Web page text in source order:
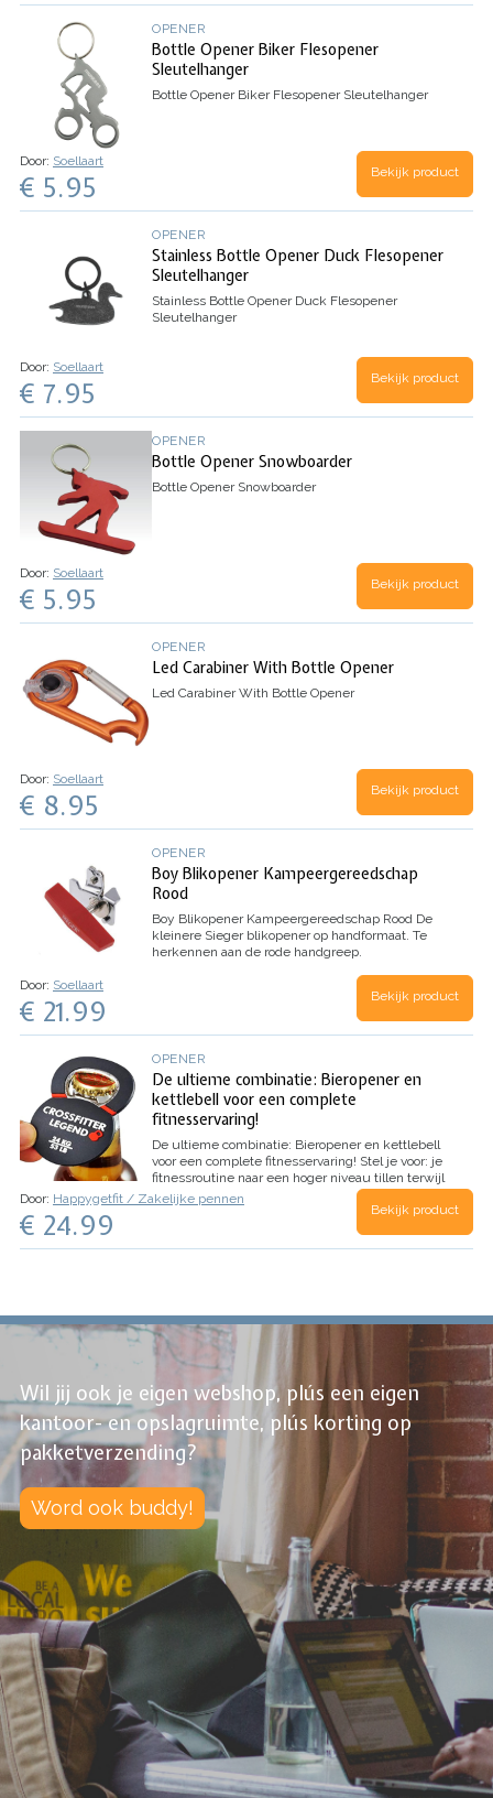
OPENER
Bottle Opener Biker Flesopener
Sleutelhanger
Bottle Opener Biker Flesopener Sleutelhanger
Door: Soellaart
€ 5.95 Bekijk product
OPENER
Stainless Bottle Opener Duck Flesopener
Sleutelhanger
Stainless Bottle Opener Duck Flesopener
Sleutelhanger
Door: Soellaart
€ 7.95 Bekijk product
OPENER
Bottle Opener Snowboarder
Bottle Opener Snowboarder
Door: Soellaart
€ 5.95 Bekijk product
OPENER
Led Carabiner With Bottle Opener
Led Carabiner With Bottle Opener
Door: Soellaart
€ 8.95 Bekijk product
OPENER
Boy Blikopener Kampeergereedschap
Rood
Boy Blikopener Kampeergereedschap Rood De
kleinere Sieger blikopener op handformaat. Te
herkennen aan de rode handgreep.
Door: Soellaart
€ 21.99 Bekijk product
OPENER
De ultieme combinatie: Bieropener en
kettlebell voor een complete
fitnesservaring!
De ultieme combinatie: Bieropener en kettlebell
voor een complete fitnesservaring! Stel je voor: je
fitnessroutine naar een hoger niveau tillen terwijl
je na afloop geniet van een verfrissend biertje.
Door: Happygetfit / Zakelijke pennen
€ 24.99 Bekijk product
Wil jij ook je eigen webshop, plús een eigen
kantoor- en opslagruimte, plús korting op
pakketverzending?
Word ook buddy!